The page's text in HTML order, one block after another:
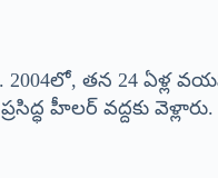
తన 24 ఏళ్ల
హీలర్ వద్దకు